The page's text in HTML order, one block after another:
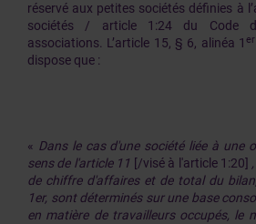
réservé aux petites sociétés définies à
sociétés / article 1:24 du Code
associations. L’article 15, § 6, alinéa 1 er
dispose que :
« Dans le cas d'une société liée à une
sens de l'article 11 [/visé à l'article 1:20]
de chiffre d'affaires et de total du
1er, sont déterminés sur une base
en matière de travailleurs occupés, le